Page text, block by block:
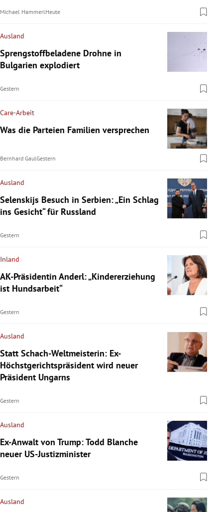
Michael HammerlHeute
Ausland
Sprengstoffbeladene Drohne in
Bulgarien explodiert
Gestern
Care-Arbeit
Was die Parteien Familien versprechen
Bernhard GaulGestern
Ausland
Selenskijs Besuch in Serbien: „Ein Schlag
ins Gesicht“ für Russland
Gestern
Inland
AK-Präsidentin Anderl: „Kindererziehung
ist Hundsarbeit“
Gestern
Ausland
Statt Schach-Weltmeisterin: Ex-
Höchstgerichtspräsident wird neuer
Präsident Ungarns
Gestern
Ausland
Ex-Anwalt von Trump: Todd Blanche
neuer US-Justizminister
Gestern
Ausland